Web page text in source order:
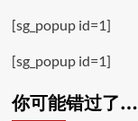
[sg_popup id=1]
[sg_popup id=1]
你可能错过了…